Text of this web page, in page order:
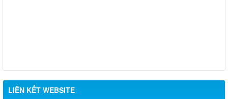
LIÊN KẾT WEBSITE